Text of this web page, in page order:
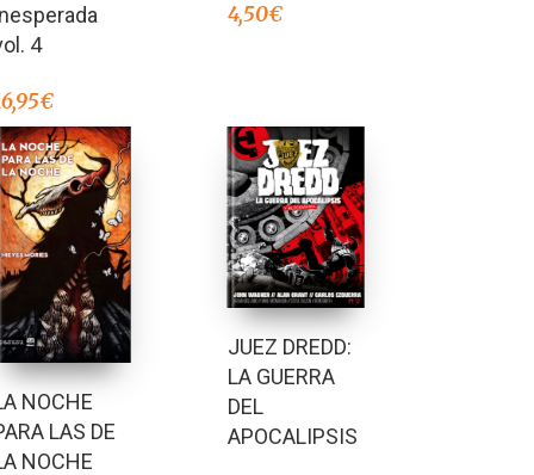
4
€
4,50€
NOCHE
LAS DE
NOCHE
JUEZ DREDD:
LA GUERRA
DEL
APOCALIPSIS